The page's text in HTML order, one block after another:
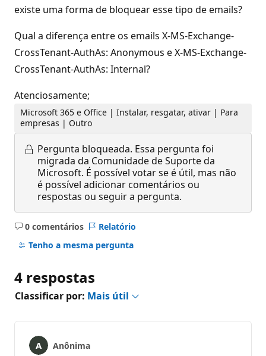
existe uma forma de bloquear esse tipo de emails?
Qual a diferença entre os emails X-MS-Exchange-
CrossTenant-AuthAs: Anonymous e X-MS-Exchange-
CrossTenant-AuthAs: Internal?
Atenciosamente;
Microsoft 365 e Office | Instalar, resgatar, ativar | Para
empresas | Outro
Pergunta bloqueada. Essa pergunta foi
migrada da Comunidade de Suporte da
Microsoft. É possível votar se é útil, mas não
é possível adicionar comentários ou
respostas ou seguir a pergunta.
0 comentários
Sem
comentários
Relatório
Tenho a mesma pergunta
4 respostas
Classificar por: Mais útil
Anônima